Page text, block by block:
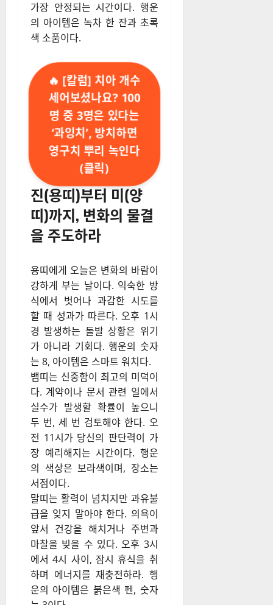
가장 안정되는 시간이다. 행운
의 아이템은 녹차 한 잔과 초록
색 소품이다.
🔥 [칼럼] 치아 개수
세어보셨나요? 100
명 중 3명은 있다는
‘과잉치’, 방치하면
영구치 뿌리 녹인다
(클릭)
진(용띠)부터 미(양
띠)까지, 변화의 물결
을 주도하라
용띠에게 오늘은 변화의 바람이
강하게 부는 날이다. 익숙한 방
식에서 벗어나 과감한 시도를
할 때 성과가 따른다. 오후 1시
경 발생하는 돌발 상황은 위기
가 아니라 기회다. 행운의 숫자
는 8, 아이템은 스마트 워치다.
뱀띠는 신중함이 최고의 미덕이
다. 계약이나 문서 관련 일에서
실수가 발생할 확률이 높으니
두 번, 세 번 검토해야 한다. 오
전 11시가 당신의 판단력이 가
장 예리해지는 시간이다. 행운
의 색상은 보라색이며, 장소는
서점이다.
말띠는 활력이 넘치지만 과유불
급을 잊지 말아야 한다. 의욕이
앞서 건강을 해치거나 주변과
마찰을 빚을 수 있다. 오후 3시
에서 4시 사이, 잠시 휴식을 취
하며 에너지를 재충전하라. 행
운의 아이템은 붉은색 펜, 숫자